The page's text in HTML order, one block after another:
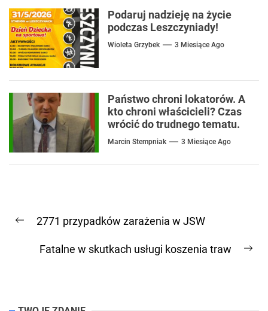
Podaruj nadzieję na życie
podczas Leszczyniady!
Wioleta Grzybek 3 Miesiące Ago
Państwo chroni lokatorów. A
kto chroni właścicieli? Czas
wrócić do trudnego tematu.
Marcin Stempniak 3 Miesiące Ago
wpisu
Previous
2771 przypadków zarażenia w JSW
Fatalne w skutkach usługi koszenia traw